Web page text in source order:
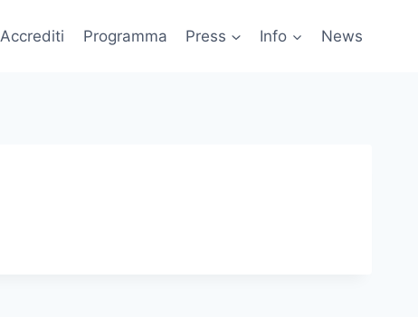
Accrediti Programma Press Info News